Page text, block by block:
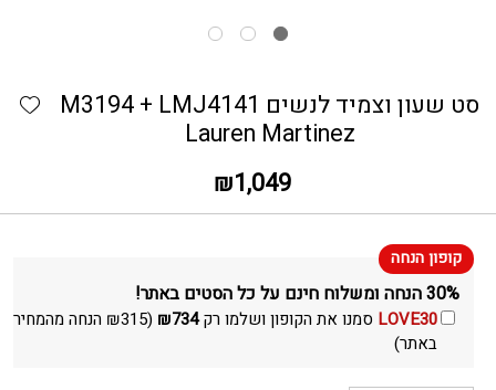
סט שעון וצמיד לנשים M3194 + LMJ4141
Lauren Martinez
₪1,049
30% הנחה ומשלוח חינם על כל הסטים באתר!
LOVE30 סמנו את הקופון ושלמו רק ₪734
(
₪315
הנחה מהמחיר
באתר)